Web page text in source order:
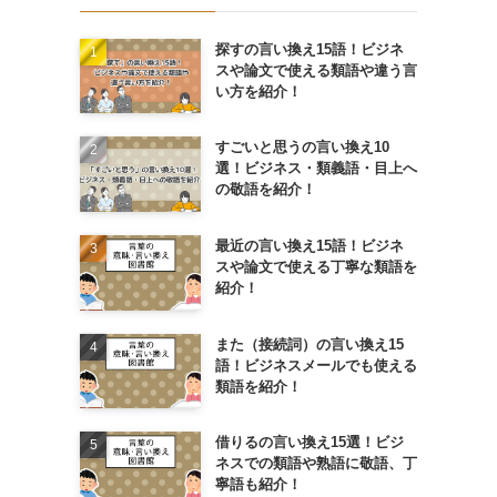
探すの言い換え15語！ビジネ
スや論文で使える類語や違う言
い方を紹介！
すごいと思うの言い換え10
選！ビジネス・類義語・目上へ
の敬語を紹介！
最近の言い換え15語！ビジネ
スや論文で使える丁寧な類語を
紹介！
また（接続詞）の言い換え15
語！ビジネスメールでも使える
類語を紹介！
借りるの言い換え15選！ビジ
ネスでの類語や熟語に敬語、丁
寧語も紹介！